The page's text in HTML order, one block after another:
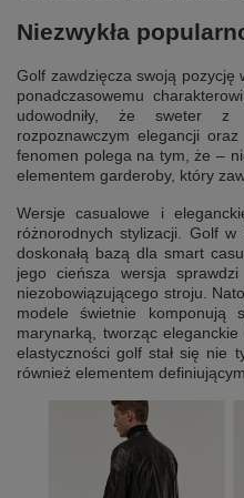
Niezwykła
Golf zawdzięcza swoją pozycję
ponadczasowemu
udowodniły, że sweter
rozpoznawczym elegancji
fenomen polega na tym, że –
elementem garderoby, który
Wersje casualowe i
różnorodnych stylizacji. Golf
doskonałą bazą dla smart
jego cieńsza wersja
niezobowiązującego stroju.
modele świetnie komponują
marynarką, tworząc
elastyczności golf stał się nie
również elementem